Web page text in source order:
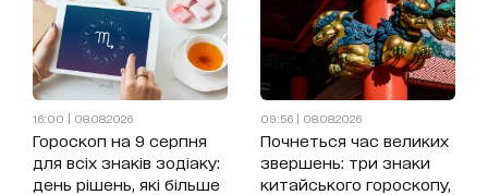
16:00 | 08.08.2026
Гороскоп на 9 серпня
для всіх знаків зодіаку:
день рішень, які більше
09:56 | 08.08.2026
Почнеться час великих
звершень: три знаки
китайського гороскопу,